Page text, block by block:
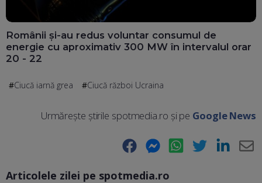
Românii și-au redus voluntar consumul de
energie cu aproximativ 300 MW în intervalul orar
20 - 22
Ciucă iarnă grea Ciucă război Ucraina
Urmărește știrile spotmedia.ro și pe Google News
Facebook Messenger WhatsApp Twitter LinkedIn
Articolele zilei pe spotmedia.ro